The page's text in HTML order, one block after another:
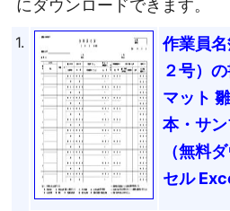
にダウンロードできます。
1.
作業員
２号）
マット
本・サ
（無料
セル